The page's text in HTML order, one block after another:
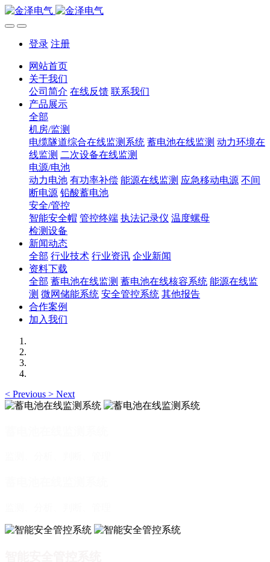
登录 注册
网站首页
关于我们
公司简介 在线反馈 联系我们
产品展示
全部
机房/监测
电缆隧道综合在线监测系统 蓄电池在线监测 动力环境在
线监测 二次设备在线监测
电源/电池
动力电池 有功率补偿 能源在线监测 应急移动电源 不间
断电源 铅酸蓄电池
安全/管控
智能安全帽 管控终端 执法记录仪 温度螺母
检测设备
新闻动态
全部 行业技术 行业资讯 企业新闻
资料下载
全部 蓄电池在线监测 蓄电池在线核容系统 能源在线监
测 微网储能系统 安全管控系统 其他报告
合作案例
加入我们
< Previous > Next